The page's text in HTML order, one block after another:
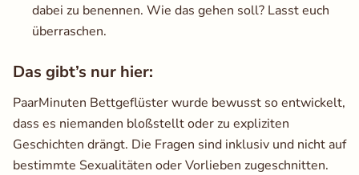
dabei zu benennen. Wie das gehen soll? Lasst euch
überraschen.
Das gibt’s nur hier:
PaarMinuten Bettgeflüster wurde bewusst so entwickelt,
dass es niemanden bloßstellt oder zu expliziten
Geschichten drängt. Die Fragen sind inklusiv und nicht auf
bestimmte Sexualitäten oder Vorlieben zugeschnitten.